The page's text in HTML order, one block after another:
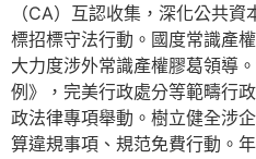
（CA）互認收集，深化公共
標招標守法行動。國度常識產
大力度涉外常識產權膠葛領導
例》，完美行政處分等範疇行
政法律專項舉動。樹立健全涉
算違規事項、規范免費行動。